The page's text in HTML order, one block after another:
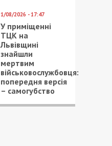
1/08/2026 - 17:47
У приміщенні
ТЦК на
Львівщині
знайшли
мертвим
військовослужбовця:
попередня версія
– самогубство